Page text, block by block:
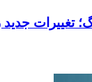
تغییرات جدید